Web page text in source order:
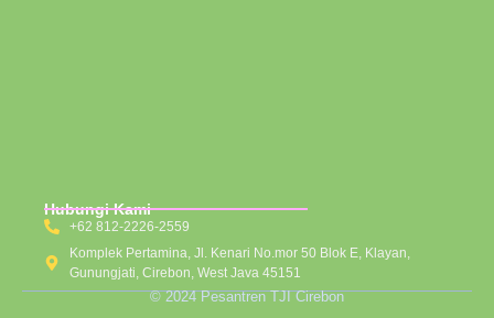
Hubungi Kami
+62 812-2226-2559
Komplek Pertamina, Jl. Kenari No.mor 50 Blok E, Klayan,
Gunungjati, Cirebon, West Java 45151
© 2024 Pesantren TJI Cirebon